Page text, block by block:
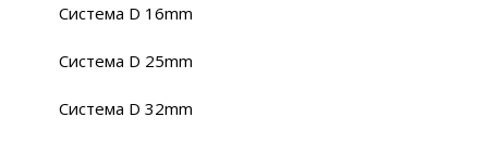
Cистема D 16mm
Cистема D 25mm
Cистема D 32mm